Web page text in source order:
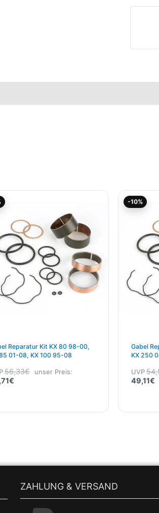
Reparatur Kit KX 80 98-00,
01-08, KX 100 95-08
56,33€
56,33€
unser Preis:
€
50,71€.
-10%
Gabel
KX 250
UVP
49,11€
ZAHLUNG & VERSAND